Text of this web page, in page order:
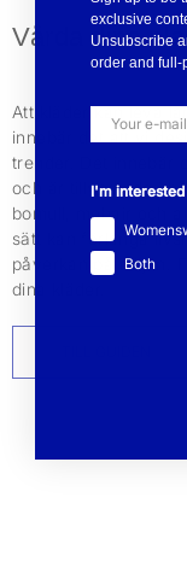
Vårda dina
Att kläder kan leva
innebär det att vi
trender. Det innebär
och är tillverkade i
bomull, mohair och
sätt kan förlänga
påverkan på miljön.
dina kläder.
exclusive
Unsubscribe
order and full-
I'm interested
Both